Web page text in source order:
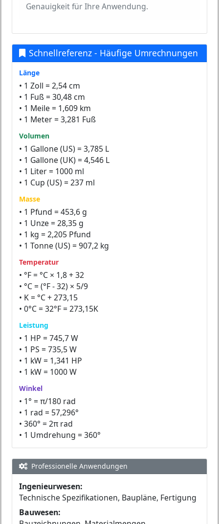
Genauigkeit für Ihre Anwendung.
Schnellreferenz - Häufige Umrechnungen
Länge
• 1 Zoll = 2,54 cm
• 1 Fuß = 30,48 cm
• 1 Meile = 1,609 km
• 1 Meter = 3,281 Fuß
Volumen
• 1 Gallone (US) = 3,785 L
• 1 Gallone (UK) = 4,546 L
• 1 Liter = 1000 ml
• 1 Cup (US) = 237 ml
Masse
• 1 Pfund = 453,6 g
• 1 Unze = 28,35 g
• 1 kg = 2,205 Pfund
• 1 Tonne (US) = 907,2 kg
Temperatur
• °F = °C × 1,8 + 32
• °C = (°F - 32) × 5/9
• K = °C + 273,15
• 0°C = 32°F = 273,15K
Leistung
• 1 HP = 745,7 W
• 1 PS = 735,5 W
• 1 kW = 1,341 HP
• 1 kW = 1000 W
Winkel
• 1° = π/180 rad
• 1 rad = 57,296°
• 360° = 2π rad
• 1 Umdrehung = 360°
Professionelle Anwendungen
Ingenieurwesen:
Technische Spezifikationen, Baupläne, Fertigung
Bauwesen: